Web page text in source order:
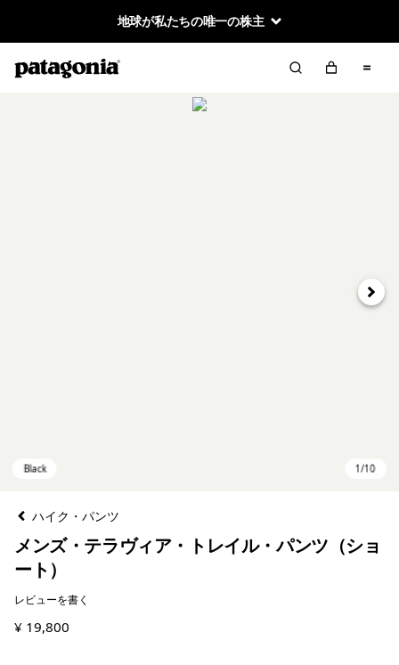
地球が私たちの唯一の株主
次へ
ハイク・パンツ
メンズ・テラヴィア・トレイル・パンツ（ショ
ート）
レビューを書く
¥ 19,800